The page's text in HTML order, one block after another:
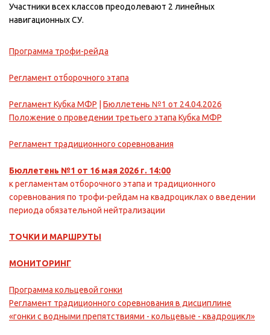
Участники всех классов преодолевают 2 линейных
навигационных СУ.
Программа трофи-рейда
Регламент отборочного этапа
Регламент Кубка МФР
Бюллетень №1 от 24.04.2026
Положение о проведении третьего этапа Кубка МФР
Регламент традиционного соревнования
Бюллетень №1 от 16 мая 2026 г. 14:00
к регламентам отборочного этапа и традиционного
соревнования по трофи-рейдам на квадроциклах о введении
периода обязательной нейтрализации
ТОЧКИ И МАРШРУТЫ
МОНИТОРИНГ
Программа кольцевой гонки
Регламент традиционного соревнования в дисциплине
«гонки с водными препятствиями - кольцевые - квадроцикл»